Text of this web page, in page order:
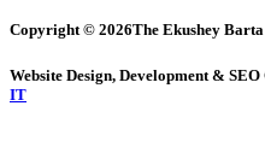
Copyright © 2026The Ekushey
Website Design, Development &
IT